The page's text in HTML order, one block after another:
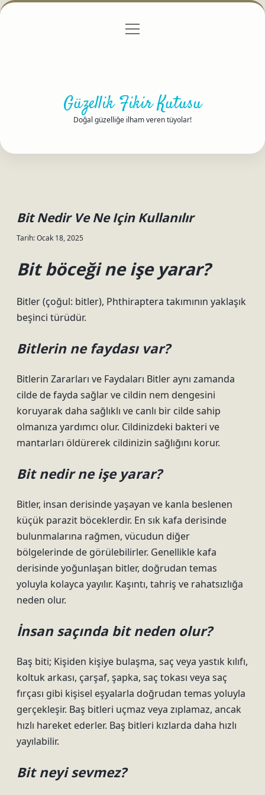
Gizlilik Politikası
menüyü
Güzellik Fikir Kutusu
Doğal güzelliğe ilham veren tüyolar!
Bit Nedir Ve Ne Için Kullanılır
Tarih: Ocak 18, 2025
Bit böceği ne işe yarar?
Bitler (çoğul: bitler), Phthiraptera takımının yaklaşık
beşinci türüdür.
Bitlerin ne faydası var?
Bitlerin Zararları ve Faydaları Bitler aynı zamanda
cilde de fayda sağlar ve cildin nem dengesini
koruyarak daha sağlıklı ve canlı bir cilde sahip
olmanıza yardımcı olur. Cildinizdeki bakteri ve
mantarları öldürerek cildinizin sağlığını korur.
Bit nedir ne işe yarar?
Bitler, insan derisinde yaşayan ve kanla beslenen
küçük parazit böceklerdir. En sık kafa derisinde
bulunmalarına rağmen, vücudun diğer
bölgelerinde de görülebilirler. Genellikle kafa
derisinde yoğunlaşan bitler, doğrudan temas
yoluyla kolayca yayılır. Kaşıntı, tahriş ve rahatsızlığa
neden olur.
İnsan saçında bit neden olur?
Baş biti; Kişiden kişiye bulaşma, saç veya yastık kılıfı,
koltuk arkası, çarşaf, şapka, saç tokası veya saç
fırçası gibi kişisel eşyalarla doğrudan temas yoluyla
gerçekleşir. Baş bitleri uçmaz veya zıplamaz, ancak
hızlı hareket ederler. Baş bitleri kızlarda daha hızlı
yayılabilir.
Bit neyi sevmez?